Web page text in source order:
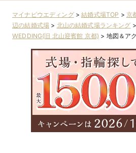
マイナビウエディング>結婚式場TOP > 京
辺の結婚式場 > 北山の結婚式場ランキング >
WEDDING(旧 北山迎賓館 京都) > 地図＆ア